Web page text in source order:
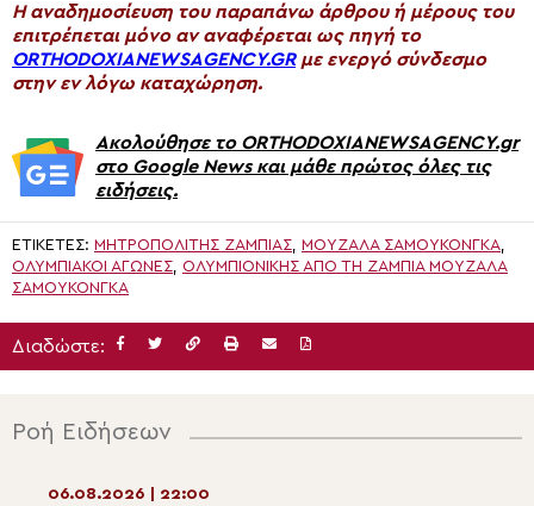
H αναδημοσίευση του παραπάνω άρθρου ή μέρους του
επιτρέπεται μόνο αν αναφέρεται ως πηγή το
ORTHODOXIANEWSAGENCY.GRμε ενεργό σύνδεσμο
στην εν λόγω καταχώρηση.
Ακολούθησε το ORTHODOXIANEWSAGENCY.gr
στο Google News και μάθε πρώτος όλες τις
ειδήσεις.
ΕΤΙΚΈΤΕΣ: ΜΗΤΡΟΠΟΛΊΤΗΣ ΖΆΜΠΙΑΣ, ΜΟΥΖΆΛΑ ΣΑΜΟΥΚΌΝΓΚΑ,
ΟΛΥΜΠΙΑΚΟΊ ΑΓΏΝΕΣ, ΟΛΥΜΠΙΟΝΊΚΗΣ ΑΠΌ ΤΗ ΖΆΜΠΙΑ ΜΟΥΖΆΛΑ
ΣΑΜΟΥΚΌΝΓΚΑ
Διαδώστε:
Ροή Ειδήσεων
06.08.2026 | 22:00